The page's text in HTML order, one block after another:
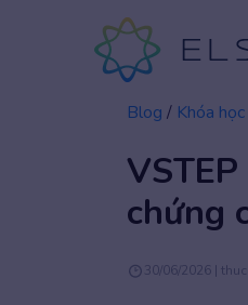
Blog / Khóa
chứng
30/06/2026 |